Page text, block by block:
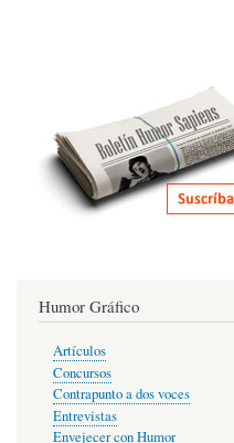
Humor Gráfico
Artículos
Concursos
Contrapunto a dos voces
Entrevistas
Envejecer con Humor